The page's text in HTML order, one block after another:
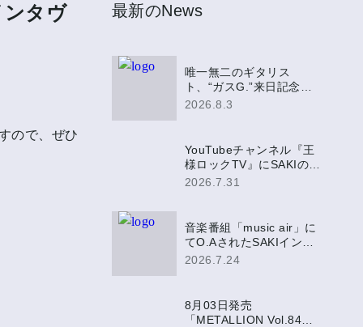
ンタヴ
ので、ぜひ
最新のNews
唯一無二のギタリス
ト、“ガスG.”来日記念盤
EPにSAKIの参加が決定！
2026.8.3
YouTubeチャンネル『王
様ロックTV』にSAKIの出
演が決定！
2026.7.31
音楽番組「music air」に
てO.AされたSAKIインタ
ビュー映像がミュージッ
2026.7.24
8月03日発売
「METALLION Vol.84」